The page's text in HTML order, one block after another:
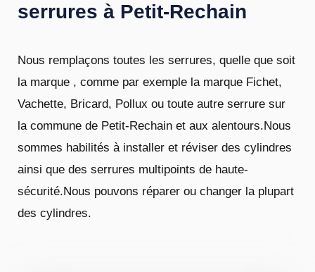
serrures à Petit-Rechain
Nous remplaçons toutes les serrures, quelle que soit
la marque , comme par exemple la marque Fichet,
Vachette, Bricard, Pollux ou toute autre serrure sur
la commune de Petit-Rechain et aux alentours.Nous
sommes habilités à installer et réviser des cylindres
ainsi que des serrures multipoints de haute-
sécurité.Nous pouvons réparer ou changer la plupart
des cylindres.